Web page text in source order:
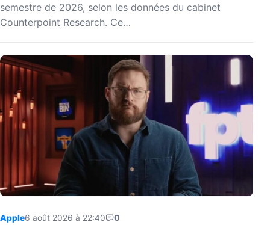
semestre de 2026, selon les données du cabinet
Counterpoint Research. Ce…
Apple6 août 2026 à 22:40 0